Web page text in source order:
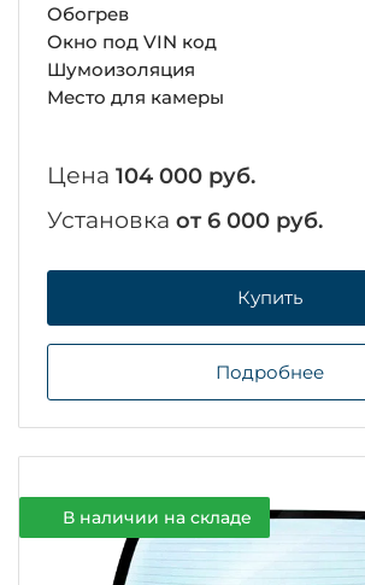
Обогрев
Окно под VIN код
Шумоизоляция
Место для камеры
Цена 104 000 руб.
Установка от 6 000 руб.
Купить
Подробнее
В наличии на складе